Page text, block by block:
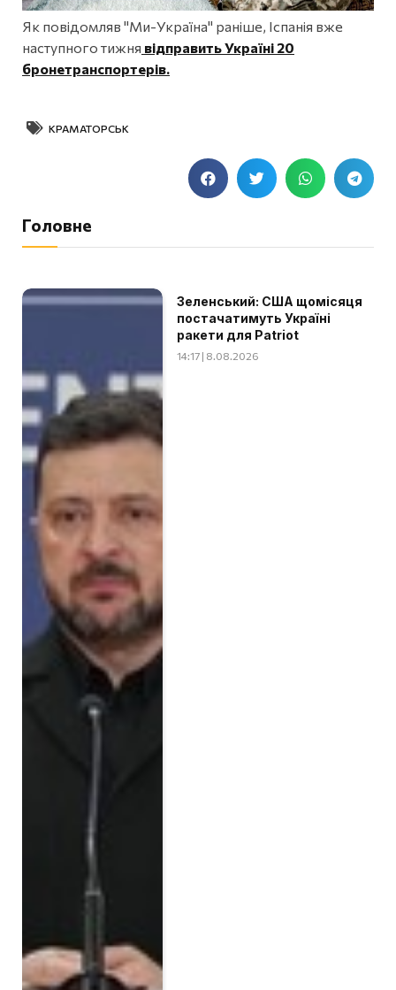
Як повідомляв "Ми-Україна" раніше, Іспанія вже
наступного тижня відправить Україні 20
бронетранспортерів.
КРАМАТОРСЬК
Головне
Зеленський: США щомісяця
постачатимуть Україні
ракети для Patriot
14:17 | 8.08.2026